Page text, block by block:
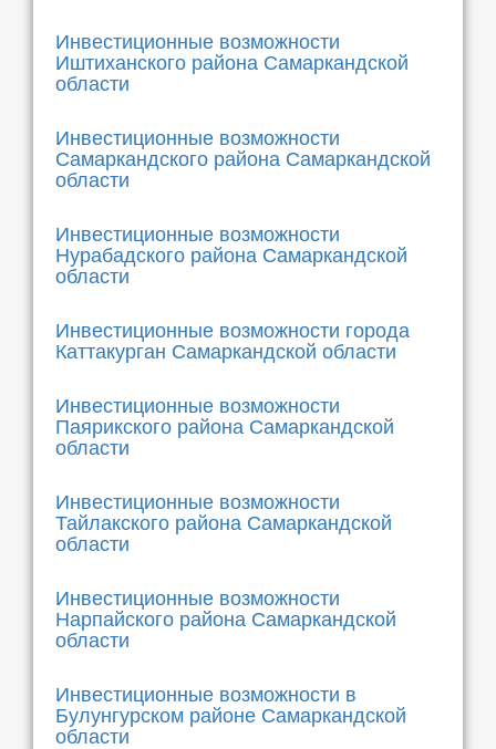
Инвестиционные возможности
Иштиханского района Самаркандской
области
Инвестиционные возможности
Самаркандского района Самаркандской
области
Инвестиционные возможности
Нурабадского района Самаркандской
области
Инвестиционные возможности города
Каттакурган Самаркандской области
Инвестиционные возможности
Паярикского района Самаркандской
области
Инвестиционные возможности
Тайлакского района Самаркандской
области
Инвестиционные возможности
Нарпайского района Самаркандской
области
Инвестиционные возможности в
Булунгурском районе Самаркандской
области